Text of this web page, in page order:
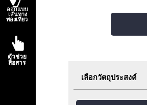
ออกแบบ
เส้นทาง
ท่องเที่ยว
ตัวช่วย
สื่อสาร
เลือกวัตถุประสงค์